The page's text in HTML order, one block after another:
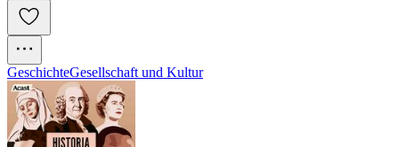
GeschichteGesellschaft und Kultur